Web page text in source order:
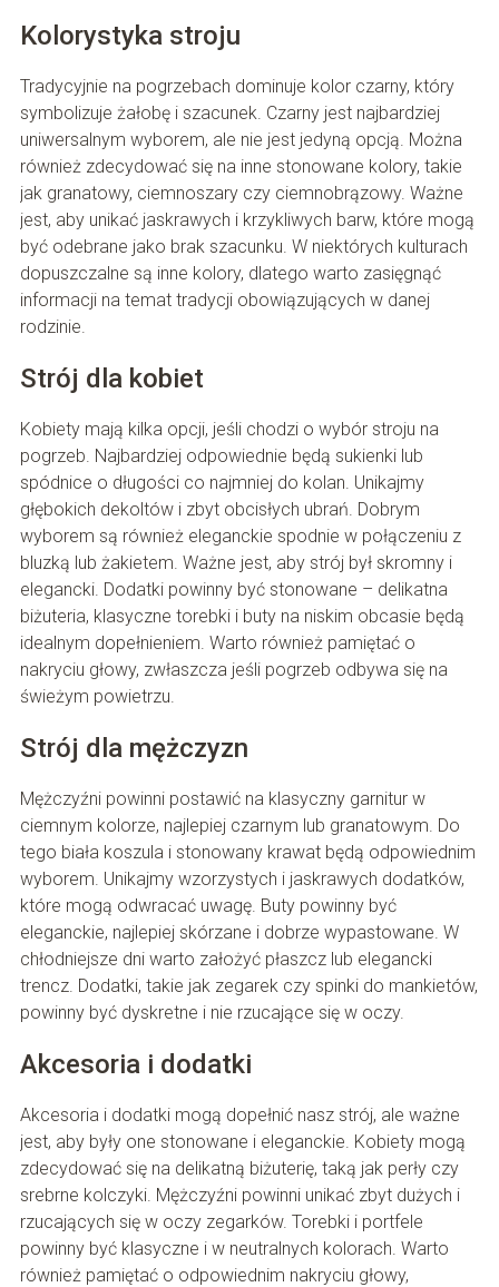
Kolorystyka stroju
Tradycyjnie na pogrzebach dominuje kolor czarny, który
symbolizuje żałobę i szacunek. Czarny jest najbardziej
uniwersalnym wyborem, ale nie jest jedyną opcją. Można
również zdecydować się na inne stonowane kolory, takie
jak granatowy, ciemnoszary czy ciemnobrązowy. Ważne
jest, aby unikać jaskrawych i krzykliwych barw, które mogą
być odebrane jako brak szacunku. W niektórych kulturach
dopuszczalne są inne kolory, dlatego warto zasięgnąć
informacji na temat tradycji obowiązujących w danej
rodzinie.
Strój dla kobiet
Kobiety mają kilka opcji, jeśli chodzi o wybór stroju na
pogrzeb. Najbardziej odpowiednie będą sukienki lub
spódnice o długości co najmniej do kolan. Unikajmy
głębokich dekoltów i zbyt obcisłych ubrań. Dobrym
wyborem są również eleganckie spodnie w połączeniu z
bluzką lub żakietem. Ważne jest, aby strój był skromny i
elegancki. Dodatki powinny być stonowane – delikatna
biżuteria, klasyczne torebki i buty na niskim obcasie będą
idealnym dopełnieniem. Warto również pamiętać o
nakryciu głowy, zwłaszcza jeśli pogrzeb odbywa się na
świeżym powietrzu.
Strój dla mężczyzn
Mężczyźni powinni postawić na klasyczny garnitur w
ciemnym kolorze, najlepiej czarnym lub granatowym. Do
tego biała koszula i stonowany krawat będą odpowiednim
wyborem. Unikajmy wzorzystych i jaskrawych dodatków,
które mogą odwracać uwagę. Buty powinny być
eleganckie, najlepiej skórzane i dobrze wypastowane. W
chłodniejsze dni warto założyć płaszcz lub elegancki
trencz. Dodatki, takie jak zegarek czy spinki do mankietów,
powinny być dyskretne i nie rzucające się w oczy.
Akcesoria i dodatki
Akcesoria i dodatki mogą dopełnić nasz strój, ale ważne
jest, aby były one stonowane i eleganckie. Kobiety mogą
zdecydować się na delikatną biżuterię, taką jak perły czy
srebrne kolczyki. Mężczyźni powinni unikać zbyt dużych i
rzucających się w oczy zegarków. Torebki i portfele
powinny być klasyczne i w neutralnych kolorach. Warto
również pamiętać o odpowiednim nakryciu głowy,